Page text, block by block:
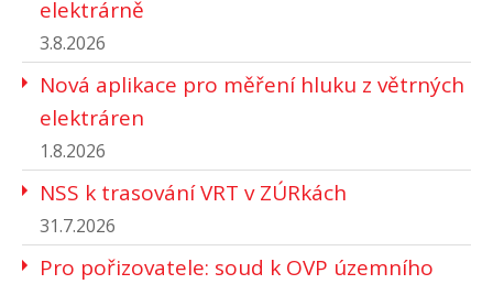
elektrárně
3.8.2026
Nová aplikace pro měření hluku z větrných
elektráren
1.8.2026
NSS k trasování VRT v ZÚRkách
31.7.2026
Pro pořizovatele: soud k OVP územního